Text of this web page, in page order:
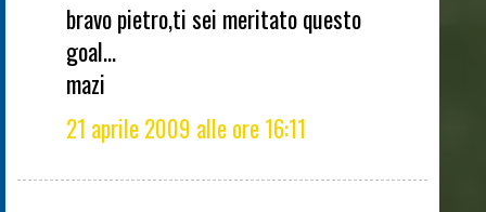
bravo pietro,ti sei meritato questo
goal...
mazi
21 aprile 2009 alle ore 16:11